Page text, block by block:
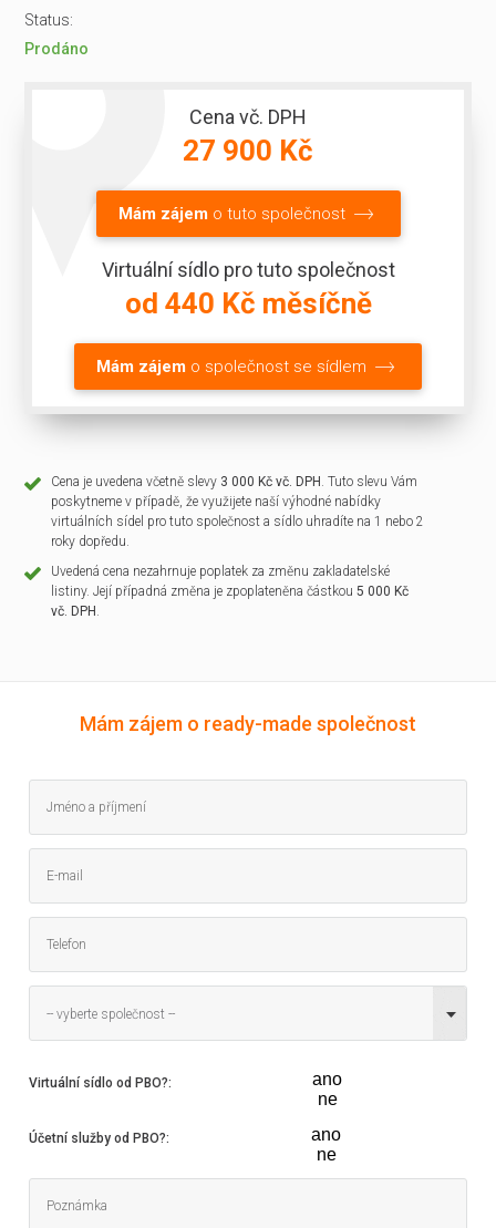
Status:
Prodáno
Cena vč. DPH
27 900 Kč
Mám zájemo tuto společnost
Virtuální sídlo pro tuto společnost
od 440 Kč měsíčně
Mám zájem o společnost se sídlem
Cena je uvedena včetně slevy 3 000 Kč vč. DPH . Tuto slevu Vám
poskytneme v případě, že využijete naší výhodné nabídky
virtuálních sídel pro tuto společnost a sídlo uhradíte na 1 nebo 2
roky dopředu.
Uvedená cena nezahrnuje poplatek za změnu zakladatelské
listiny. Její případná změna je zpoplateněna částkou5 000 Kč
vč. DPH .
Mám zájem o ready-made společnost
-- vyberte společnost --
Virtuální sídlo od PBO?:
ano
ne
Účetní služby od PBO?:
ano
ne